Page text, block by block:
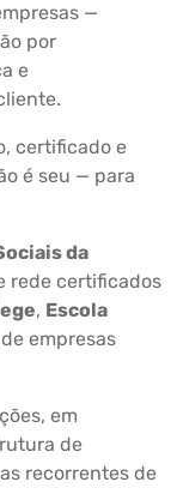
—
por
e
certificado e
é seu — para
da
rede certificados
, Escola
empresas
em
de
recorrentes de